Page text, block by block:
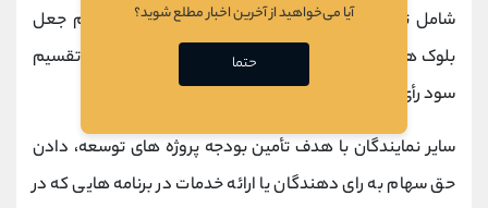
شامل تقسیم سود از پاداش هایی هستند که هنگام جعل
بلوک های جدید دریافت می کنند. اگر به یک نماینده با تقسیم
سود رأی دهید، به مرور سود می گیرید.
سایر نمایندگان با هدف تأمین بودجه پروژه های توسعه، دادن
حق سهام به رای دهندگان یا ارائه خدمات در برنامه هایی که در
آیا می‌خواهید از آخرین اخبار مطلع شوید؟
حتما